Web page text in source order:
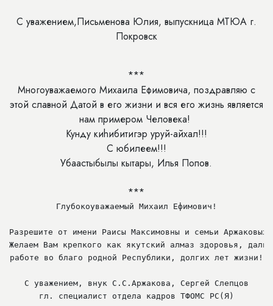
С уважением,Письменова Юлия, выпускница МТЮА г.
Покровск
***
Многоуважаемого Михаила Ефимовича, поздравляю с
этой славной Датой в его жизни и вся его жизнь является
нам примером Человека!
Кунду киhибитигэр уруй-айхал!!!
С юбилеем!!!
Убаастыбылы кытары, Илья Попов.
***
Глубокоуважаемый Михаил Ефимович!
Разрешите от имени Раисы Максимовны и семьи
Желаем Вам крепкого как якутский алмаз здоровья,
работе во благо родной Республики, долгих лет жизни!
С уважением, внук С.С.Аржакова, Сергей Слепцов
гл. специалист отдела кадров ТФОМС РС(Я)